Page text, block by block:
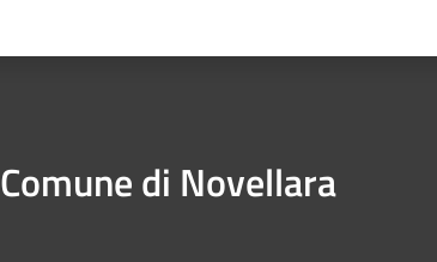
Comune di Novellara